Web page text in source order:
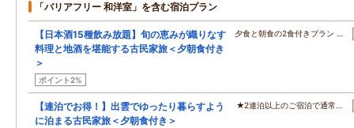
「バリアフリー 和洋室」を含む宿泊プラン
【日本酒15種飲み放題】旬の恵みが織りなす
料理と地酒を堪能する古民家旅＜夕朝食付き
＞
ポイント2%
夕食と朝食の2食付きプラン …
【連泊でお得！】出雲でゆったり暮らすよう
に泊まる古民家旅＜夕朝食付き＞
★2連泊以上のご宿泊で通常…